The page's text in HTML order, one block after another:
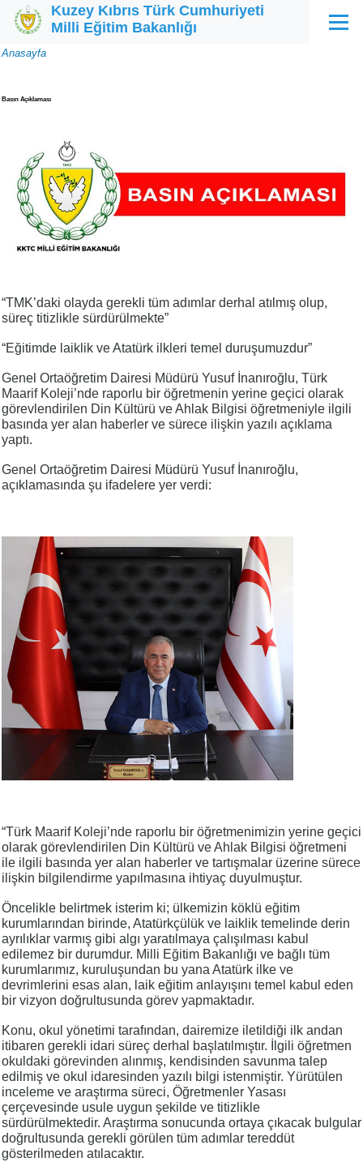
Ana içeriğe atla
Kuzey Kıbrıs Türk Cumhuriyeti
Milli Eğitim Bakanlığı
Menü
Sayfa
Anasayfa
Basın Açıklaması
“TMK’daki olayda gerekli tüm adımlar derhal atılmış olup,
süreç titizlikle sürdürülmekte”
“Eğitimde laiklik ve Atatürk ilkleri temel duruşumuzdur”
Genel Ortaöğretim Dairesi Müdürü Yusuf İnanıroğlu, Türk
Maarif Koleji’nde raporlu bir öğretmenin yerine geçici olarak
görevlendirilen Din Kültürü ve Ahlak Bilgisi öğretmeniyle ilgili
basında yer alan haberler ve sürece ilişkin yazılı açıklama
yaptı.
Genel Ortaöğretim Dairesi Müdürü Yusuf İnanıroğlu,
açıklamasında şu ifadelere yer verdi:
“Türk Maarif Koleji’nde raporlu bir öğretmenimizin yerine geçici
olarak görevlendirilen Din Kültürü ve Ahlak Bilgisi öğretmeni
ile ilgili basında yer alan haberler ve tartışmalar üzerine sürece
ilişkin bilgilendirme yapılmasına ihtiyaç duyulmuştur.
Öncelikle belirtmek isterim ki; ülkemizin köklü eğitim
kurumlarından birinde, Atatürkçülük ve laiklik temelinde derin
ayrılıklar varmış gibi algı yaratılmaya çalışılması kabul
edilemez bir durumdur. Milli Eğitim Bakanlığı ve bağlı tüm
kurumlarımız, kuruluşundan bu yana Atatürk ilke ve
devrimlerini esas alan, laik eğitim anlayışını temel kabul eden
bir vizyon doğrultusunda görev yapmaktadır.
Konu, okul yönetimi tarafından, dairemize iletildiği ilk andan
itibaren gerekli idari süreç derhal başlatılmıştır. İlgili öğretmen
okuldaki görevinden alınmış, kendisinden savunma talep
edilmiş ve okul idaresinden yazılı bilgi istenmiştir. Yürütülen
inceleme ve araştırma süreci, Öğretmenler Yasası
çerçevesinde usule uygun şekilde ve titizlikle
sürdürülmektedir. Araştırma sonucunda ortaya çıkacak bulgular
doğrultusunda gerekli görülen tüm adımlar tereddüt
gösterilmeden atılacaktır.